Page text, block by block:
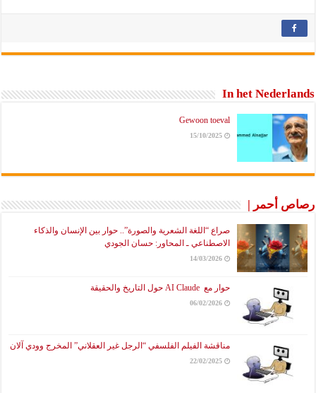
In het Nederlands
Gewoon toeval
15/10/2025
رصاص أحمر |
صراع “اللغة الشعرية والصورة”.. حوار بين الإنسان والذكاء
الاصطناعي ـ المحاور: حسان الجودي
14/03/2026
حوار مع AI Claude حول التاريخ والحقيقة
06/02/2026
مناقشة الفيلم الفلسفي “الرجل غير العقلاني” المخرج وودي آلان
22/02/2025